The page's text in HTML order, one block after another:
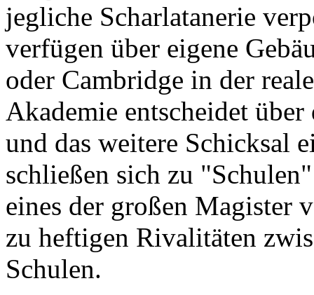
jegliche Scharlatanerie
verfügen über eigene
oder Cambridge in der
Akademie entscheidet
und das weitere Schicksal
schließen sich zu
eines der großen Magister
zu heftigen Rivalitäten
Schulen.